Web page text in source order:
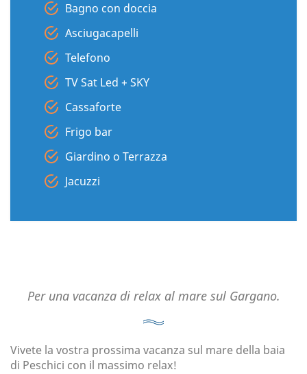
Bagno con doccia
Asciugacapelli
Telefono
TV Sat Led + SKY
Cassaforte
Frigo bar
Giardino o Terrazza
Jacuzzi
Per una vacanza di relax al mare sul Gargano.
Vivete la vostra prossima vacanza sul mare della baia
di Peschici con il massimo relax!